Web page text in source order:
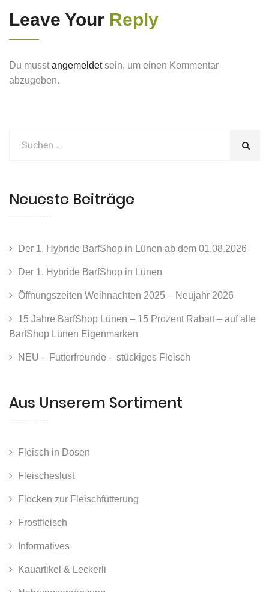
Leave Your Reply
Du musst angemeldetsein, um einen Kommentar
abzugeben.
Neueste Beiträge
Der 1. Hybride BarfShop in Lünen ab dem 01.08.2026
Der 1. Hybride BarfShop in Lünen
Öffnungszeiten Weihnachten 2025 – Neujahr 2026
15 Jahre BarfShop Lünen – 15 Prozent Rabatt – auf alle
BarfShop Lünen Eigenmarken
NEU – Futterfreunde – stückiges Fleisch
Aus Unserem Sortiment
Fleisch in Dosen
Fleischeslust
Flocken zur Fleischfütterung
Frostfleisch
Informatives
Kauartikel & Leckerli